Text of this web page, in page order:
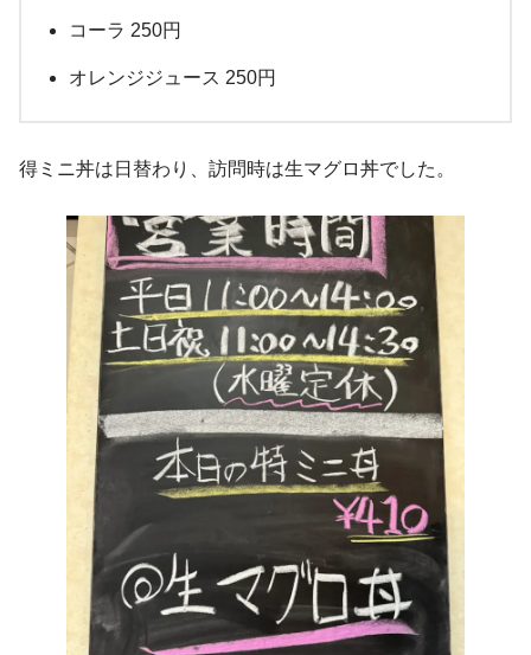
コーラ 250円
オレンジジュース 250円
得ミニ丼は日替わり、訪問時は生マグロ丼でした。